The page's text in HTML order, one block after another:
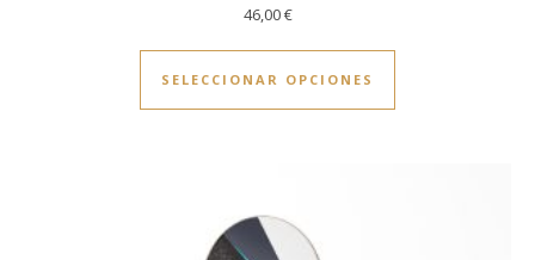
46,00€
SELECCIONAR OPCIONES
Este producto